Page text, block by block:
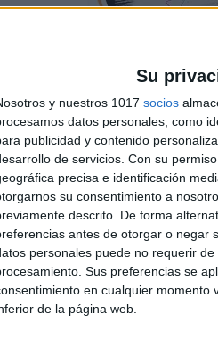
Su
y nuestros 1017 socios
datos personales, como
publicidad y contenido
de servicios. Con su
precisa e identificación
su consentimiento a
descrito. De forma
antes de otorgar o negar
personales puede no requerir
Sus preferencias se
en cualquier momento
de la página web.
ELLA DESCUBRI LA PÁGINA
https://
X
ESTE TEMA
Billetes de avión
2023-2024